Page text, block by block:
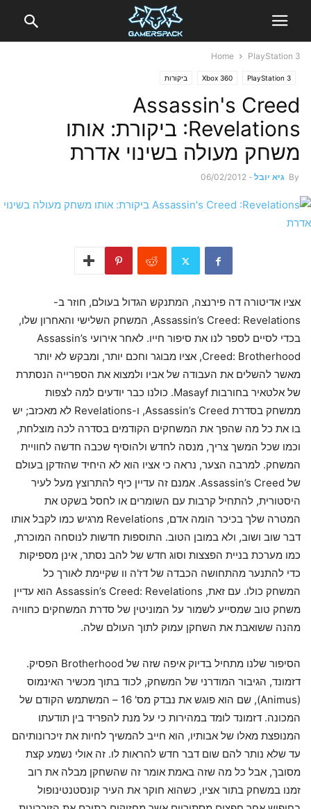
Home PlayStation 3
PlayStation 3
Xbox 360 ביקורות
Assassin's Creed
:Revelations ביקורת: אותו
משחק מעולה בשינוי אדרת
By גיא יובל -
06/02/2012
אציו אדיטורה דה פירנצה, המתנקש הגדול בעולם, חוזר ב-
Assassin’s Creed: Revelations, המשחק השלישי והאחרון שלו,
בכדי לסיים לספר לנו את סיפור חייו. לאחר אירועי Assassin’s
Creed: Brotherhood, אציו מבוגר וחכם יותר, ומבקש לא יותר
מאשר להשלים את העבודה של אביו ולמצוא את הספרייה הנסתרת
של אלטאיר בחורבות Masayf. כולנו כבר יודעים למה לצפות
ממשחק בסדרת Assassin’s Creed, ו-Revelations לא מאכזב; יש
בו את כל מה שהפך את המשחקים הקודמים בסדרה לכה מוצלחת,
וכמו שכל המשך צריך, מנסה לחדש ולהוסיף שכבה חדשה לחוויית
המשחק. למרבה הצער, נראה כי אציו הוא לא היחיד שהזדקן בעולם
של Assassin’s Creed. אמנם זה עדיין כיף להתרוצץ מעל לעיר
היסטורית, להתחיל קרבות עם השומרים או לחסל בשקט את
המטרה שלך בכיכר הומה אדם, Revelations מרגיש כמו לקבל אותו
דבר שוב ושוב, ולא במובן הטוב. התוספות חדשות לנוסחה המוכרת,
כמו מערכת בניית הפצצות וסוג חדש של להב נסתר, אינן מספיקות
כדי להתנער מהתחושה הכבדה של דז'ה וו שקיימת לאורך כל
המשחק כולו. עם זאת, Assassin’s Creed: Revelations הוא עדיין
משחק טוב שמסייע לשמור על המוניטין של סדרת המשחקים כחוויה
מהנה ששואבת את השחקן עמוק לתוך העולם שלה.
הסיפור שלנו מתחיל בדיוק איפה שזה של Brotherhood הפסיק.
דזמונד, הגיבור המודרני של המשחק, לכוד בתוך מכשיר האינמוס
(Animus), שם הוא פוגש את נבדק מס' 16 – המשתמש הקודם של
המכונה. דזמונד לומד במהירות כי על מנת להפריד בין תודעתו
המנופצת מאלו של אבותיו, הוא חייב להמשיך לחיות את זיכרונותיהם
עד שלא נותר להם שום דבר חדש להראות לו. זה אולי נשמע קצת
מסובך, אבל כל מה שזה באמת אומר זה שהשחקן מבלה את רוב
זמנו במשחק בתור אציו, כשהוא חוקר את העיר קונסטנטינופול